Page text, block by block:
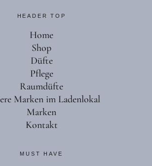
HEADER TOP
Home
Shop
Düfte
Pflege
Raumdüfte
Marken im Ladenlokal
Marken
Kontakt
MUST HAVE